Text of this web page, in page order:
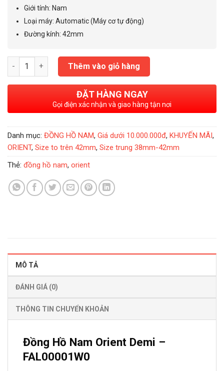
Giới tính:Nam
Loại máy:Automatic (Máy cơ tự động)
Đường kính:42mm
Đồng Hồ Nam Orient Demi 42mm - FAL00001W0 số lượng
Thêm vào giỏ hàng
ĐẶT HÀNG NGAY
Gọi điện xác nhận và giao hàng tận nơi
Danh mục: ĐỒNG HỒ NAM, Giá dưới 10.000.000đ, KHUYẾN MÃI,
ORIENT, Size to trên 42mm, Size trung 38mm-42mm
Thẻ: đồng hồ nam, orient
MÔ TẢ
ĐÁNH GIÁ (0)
THÔNG TIN CHUYỂN KHOẢN
Đồng Hồ Nam Orient Demi –
FAL00001W0